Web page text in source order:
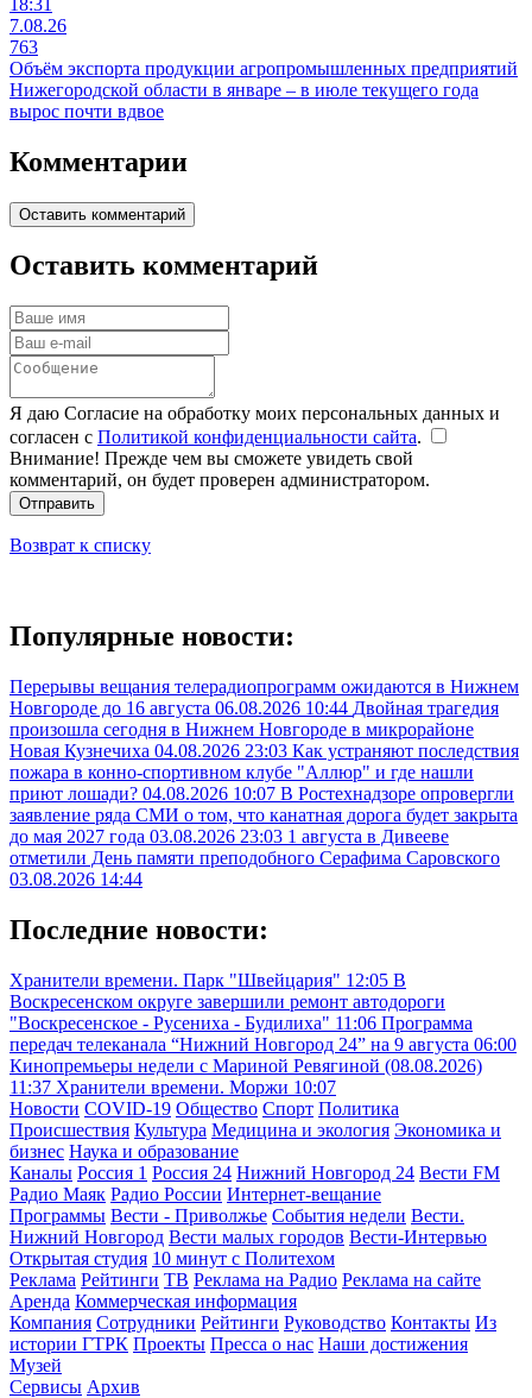
7.08.26
763
Объём экспорта продукции агропромышленных предприятий
Нижегородской области в январе – в июле текущего года
вырос почти вдвое
Комментарии
Оставить комментарий
Оставить комментарий
Я даю Согласие на обработку моих персональных данных и
согласен с Политикой конфиденциальности сайта.
Внимание! Прежде чем вы сможете увидеть свой
комментарий, он будет проверен администратором.
Отправить
Возврат к списку
Популярные новости:
Перерывы вещания телерадиопрограмм ожидаются в Нижнем
Новгороде до 16 августа 06.08.2026 10:44 Двойная трагедия
произошла сегодня в Нижнем Новгороде в микрорайоне
Новая Кузнечиха 04.08.2026 23:03 Как устраняют последствия
пожара в конно-спортивном клубе "Аллюр" и где нашли
приют лошади? 04.08.2026 10:07 В Ростехнадзоре опровергли
заявление ряда СМИ о том, что канатная дорога будет закрыта
до мая 2027 года 03.08.2026 23:03 1 августа в Дивееве
отметили День памяти преподобного Серафима Саровского
03.08.2026 14:44
Последние новости:
Хранители времени. Парк "Швейцария" 12:05 В
Воскресенском округе завершили ремонт автодороги
"Воскресенское - Русениха - Будилиха" 11:06 Программа
передач телеканала “Нижний Новгород 24” на 9 августа 06:00
Кинопремьеры недели с Мариной Ревягиной (08.08.2026)
11:37 Хранители времени. Моржи 10:07
Новости COVID-19 Общество Спорт Политика
Происшествия Культура Медицина и экология Экономика и
бизнес Наука и образование
Каналы Россия 1 Россия 24 Нижний Новгород 24 Вести FM
Радио Маяк Радио России Интернет-вещание
Программы Вести - Приволжье События недели Вести.
Нижний Новгород Вести малых городов Вести-Интервью
Открытая студия 10 минут с Политехом
Реклама Рейтинги ТВ Реклама на Радио Реклама на сайте
Аренда Коммерческая информация
Компания Сотрудники Рейтинги Руководство Контакты Из
истории ГТРК Проекты Пресса о нас Наши достижения
Музей
Сервисы Архив